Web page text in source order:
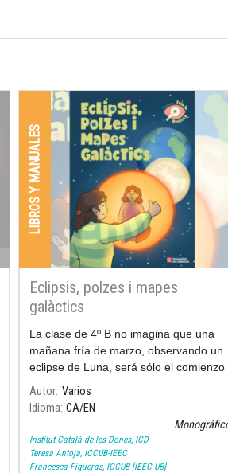
LIBROS Y MANUALES
Eclipsis, polzes i mapes
galàctics
La clase de 4º B no imagina que una
mañana fría de marzo, observando un
eclipse de Luna, será sólo el comienzo
de un viaje fascinante.
Autor Varios
Idioma CA EN
Institut Català de les Dones, ICD
Teresa Antoja, ICCUB-IEEC
Francesca Figueras, ICCUB [IEEC-UB]